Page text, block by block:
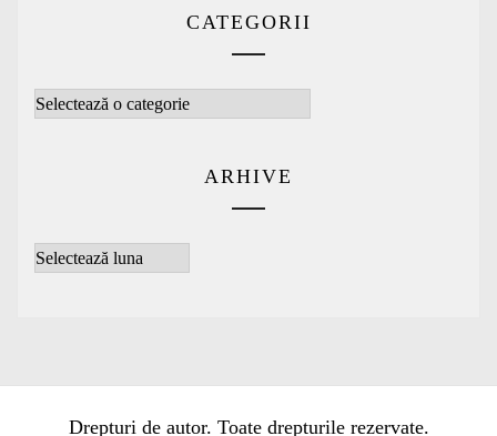
CATEGORII
Categorii
ARHIVE
Arhive
Drepturi de autor. Toate drepturile rezervate.